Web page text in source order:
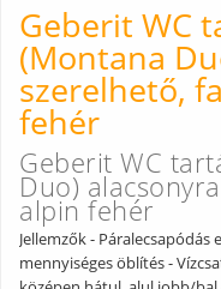
Geberit WC
(Montana
szerelhető,
fehér
Geberit WC
Duo)
alpin fehér
Jellemzők - Páralecsapódás
mennyiséges öblítés -